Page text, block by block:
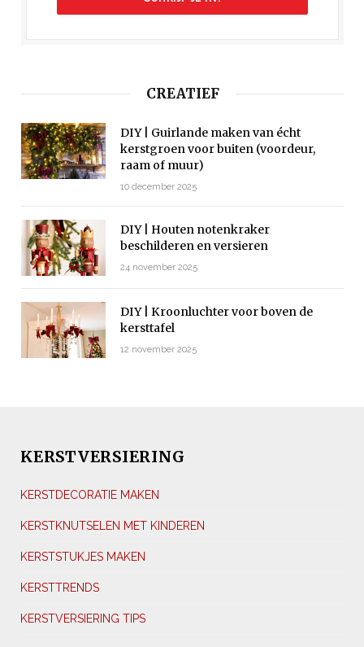
CREATIEF
DIY | Guirlande maken van écht
kerstgroen voor buiten (voordeur,
raam of muur)
10 december 2025
DIY | Houten notenkraker
beschilderen en versieren
24 november 2025
DIY | Kroonluchter voor boven de
kersttafel
12 november 2025
KERSTVERSIERING
KERSTDECORATIE MAKEN
KERSTKNUTSELEN MET KINDEREN
KERSTSTUKJES MAKEN
KERSTTRENDS
KERSTVERSIERING TIPS